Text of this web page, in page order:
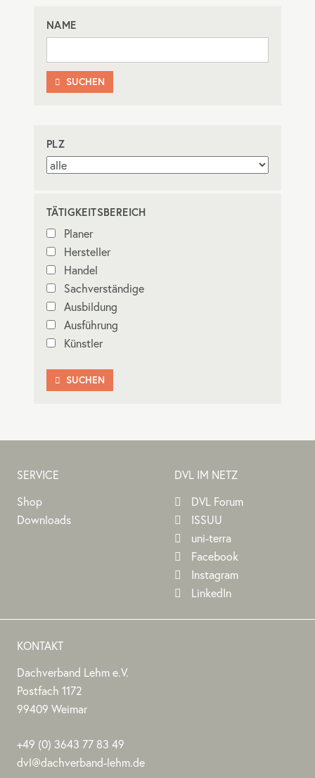
NAME
 SUCHEN
PLZ
TÄTIGKEITSBEREICH
Planer
Hersteller
Handel
Sachverständige
Ausbildung
Ausführung
Künstler
 SUCHEN
SERVICE
Shop
Downloads
DVL IM NETZ
DVL Forum
ISSUU
uni-terra
Facebook
Instagram
LinkedIn
KONTAKT
Dachverband Lehm e.V.
Stephan
Jörchel
Stephan
Jörchel
Dachverband
Lehm
Postfach 1172
99409 Weimar
+49 (0) 3643 77 83 49
dvl@dachverband-lehm.de
DACHVERBAND
LEHM
Bundesverband